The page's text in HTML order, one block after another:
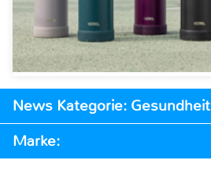
News Kategorie: Gesundheit
Marke: